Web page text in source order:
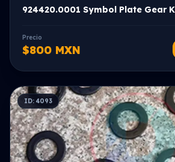
924420.0001 Symbol Plate Gear
Precio
$800 MXN
ID: 4093